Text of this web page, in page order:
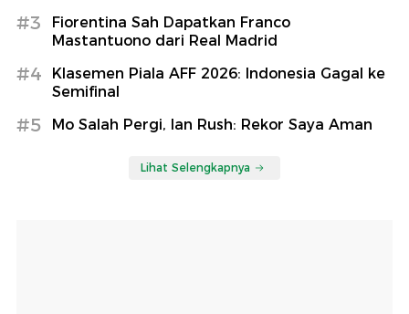
#3
Fiorentina Sah Dapatkan Franco
Mastantuono dari Real Madrid
#4
Klasemen Piala AFF 2026: Indonesia Gagal ke
Semifinal
#5 Mo Salah Pergi, Ian Rush: Rekor Saya Aman
Lihat Selengkapnya